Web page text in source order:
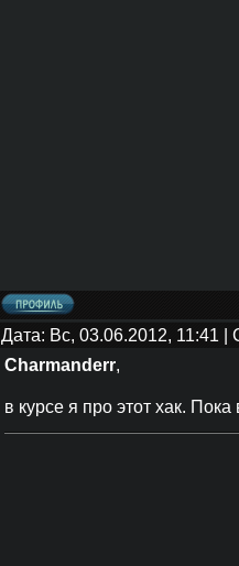
Дата: Вс, 03.06.2012, 11:41
Charmanderr,
в курсе я про этот хак.